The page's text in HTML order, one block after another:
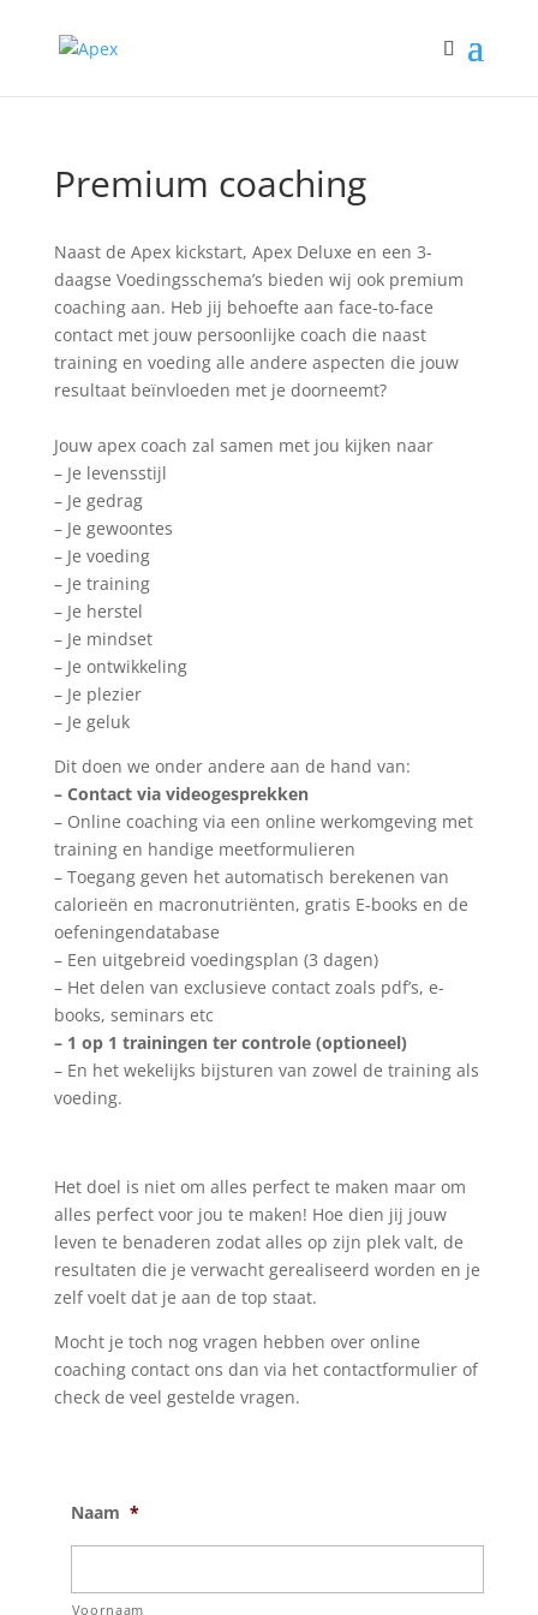
Premium coaching
Naast de Apex kickstart, Apex Deluxe en een 3-
daagse Voedingsschema’s bieden wij ook premium
coaching aan. Heb jij behoefte aan face-to-face
contact met jouw persoonlijke coach die naast
training en voeding alle andere aspecten die jouw
resultaat beïnvloeden met je doorneemt?
Jouw apex coach zal samen met jou kijken naar
– Je levensstijl
– Je gedrag
– Je gewoontes
– Je voeding
– Je training
– Je herstel
– Je mindset
– Je ontwikkeling
– Je plezier
– Je geluk
Dit doen we onder andere aan de hand van:
– Contact via videogesprekken
– Online coaching via een online werkomgeving met
training en handige meetformulieren
– Toegang geven het automatisch berekenen van
calorieën en macronutriënten, gratis E-books en de
oefeningendatabase
– Een uitgebreid voedingsplan (3 dagen)
– Het delen van exclusieve contact zoals pdf’s, e-
books, seminars etc
– 1 op 1 trainingen ter controle (optioneel)
– En het wekelijks bijsturen van zowel de training als
voeding.
Het doel is niet om alles perfect te maken maar om
alles perfect voor jou te maken! Hoe dien jij jouw
leven te benaderen zodat alles op zijn plek valt, de
resultaten die je verwacht gerealiseerd worden en je
zelf voelt dat je aan de top staat.
Mocht je toch nog vragen hebben over online
coaching contact ons dan via het contactformulier of
check de veel gestelde vragen.
Naam *
Voornaam